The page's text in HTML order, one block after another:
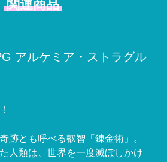
関連商品
アルケミア・ストラグル
跡とも呼べる叡智「錬金術」。
人類は、世界を一度滅ぼしかけ